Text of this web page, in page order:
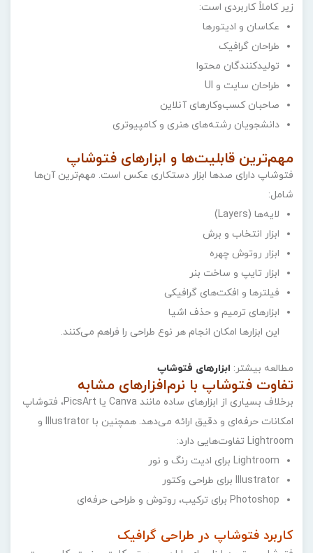
زیر کاملاً کاربردی است:
عکاسان و ادیتورها
طراحان گرافیک
تولیدکنندگان محتوا
طراحان سایت و UI
صاحبان کسب‌وکارهای آنلاین
دانشجویان رشته‌های هنری و کامپیوتری
مهم‌ترین قابلیت‌ها و ابزارهای فتوشاپ
فتوشاپ دارای صدها ابزار دستکاری عکس است. مهم‌ترین آن‌ها
شامل:
لایه‌ها (Layers)
ابزار انتخاب و برش
ابزار روتوش چهره
ابزار تایپ و ساخت بنر
فیلترها و افکت‌های گرافیکی
ابزارهای ترمیم و حذف اشیا
این ابزارها امکان انجام هر نوع طراحی را فراهم می‌کنند.
مطالعه بیشتر: ابزارهای فتوشاپ
تفاوت فتوشاپ با نرم‌افزارهای مشابه
برخلاف بسیاری از ابزارهای ساده مانند Canva یا PicsArt، فتوشاپ
امکانات حرفه‌ای و دقیق ارائه می‌دهد. همچنین با Illustrator و
Lightroom تفاوت‌هایی دارد:
Lightroom برای ادیت رنگ و نور
Illustrator برای طراحی وکتور
Photoshop برای ترکیب، روتوش و طراحی حرفه‌ای
کاربرد فتوشاپ در طراحی گرافیک